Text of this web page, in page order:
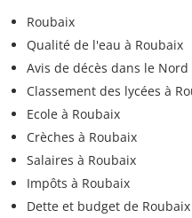
Roubaix
Qualité de l'eau à Roubaix
Avis de décès dans le Nord
Classement des lycées à
Ecole à Roubaix
Crèches à Roubaix
Salaires à Roubaix
Impôts à Roubaix
Dette et budget de Roubaix